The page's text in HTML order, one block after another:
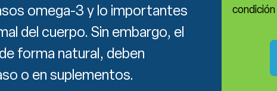
omega-3 y lo importantes
del cuerpo. Sin embargo, el
forma natural, deben
o en suplementos.